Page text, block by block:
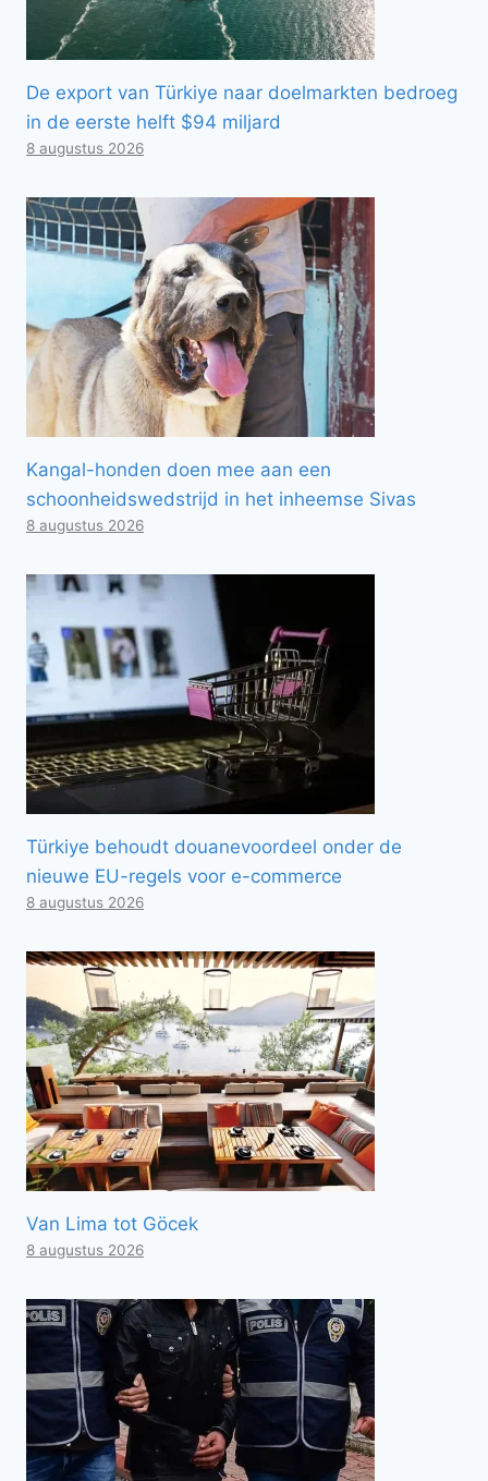
De export van Türkiye naar doelmarkten bedroeg
in de eerste helft $94 miljard
8 augustus 2026
Kangal-honden doen mee aan een
schoonheidswedstrijd in het inheemse Sivas
8 augustus 2026
Türkiye behoudt douanevoordeel onder de
nieuwe EU-regels voor e-commerce
8 augustus 2026
Van Lima tot Göcek
8 augustus 2026